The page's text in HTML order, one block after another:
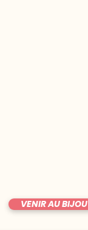
VENIR AU BIJOU